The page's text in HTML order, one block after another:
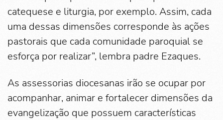
catequese e liturgia, por exemplo. Assim, cada
uma dessas dimensões corresponde às ações
pastorais que cada comunidade paroquial se
esforça por realizar”, lembra padre Ezaques.
As assessorias diocesanas irão se ocupar por
acompanhar, animar e fortalecer dimensões da
evangelização que possuem características